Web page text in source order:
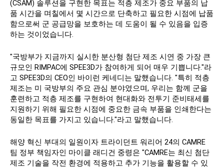
(CSAM) 솔루션을 구현한 목표는 적층 제조가 중요 부품의 납
품 시간을 며칠에서 몇 시간으로 단축하고 필요한 시점에 납품
함으로써 군 공급망을 보호하는 데 도움이 될 수 있음을 입증
하는 것이었습니다.
"국방부가 지금까지 실시한 분산형 첨단 제조 시연 중 가장 큰
규모인 RIMPAC에 SPEE3D가 참여하게 되어 매우 기쁩니다."라
고 SPEE3D의 CEO인 바이런 케네디는 말했습니다. "특히 적층
제조는 미 국방부의 주요 관심 분야였으며, 우리는 함께 군을
훈련하고 적층 제조를 구현하여 현대화와 전투기 준비태세를
지원하기 위해 필요한 시점에 중요한 금속 부품을 인쇄한다는
동일한 목표를 가지고 있습니다."라고 말했습니다.
해양 혁신 부대의 일원이자 트라이던트 워리어 24의 CAMRE
팀 정부 책임자인 마이클 래디건 중령은 "CAMRE는 최신 첨단
제조 기술을 작전 환경에 적용하고 추가 기능을 활용할 수 있